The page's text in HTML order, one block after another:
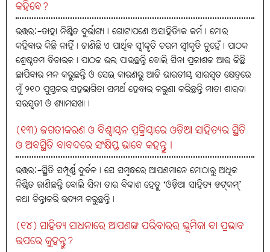
କହିବେ?
ଉତ୍ତର:-ତାହା ନିଶ୍ଚିତ ଦୁର୍ଭାଗ୍ୟ। ଗୋଟାପଣେ ଅସାହିତ୍ୟିକ କର୍ମ। ମୋର
କହିବାର କିଛି ନାହିଁ। ଜାଣିଛି ଏ ପାର୍ଥିବ ସ୍ବୀକୃତି ଚରମ ସ୍ବୀକୃତି ନୁହେଁ। ପାଠକ
ଶ୍ରେଷ୍ଠତମ ବିଚାରକ। ପାଠକ ଭଲ ପାଉଛନ୍ତି ବୋଲି ସିନା ପ୍ରକାଶକ ଆଉ କିଛି
ଛାପିବାର ମନ କରୁଛନ୍ତି ଓ ସେଇ କାରଣରୁ ଆଜି ଭାରତୀୟ ସାରସ୍ବତ କ୍ଷେତ୍ରରେ
ମୁଁ ୨୧୦ ପୁସ୍ତକର ସହଭାଗିତା ସମର୍ଥ ହେବାର କରୁଣା କରିଛନ୍ତି ମାତା ଶାରଦା
ସରସ୍ବତୀ ଓ ଶ୍ୟାମସଖା।
(୧୩) ଜଗତୀକରଣ ଓ ବିଶ୍ବାୟନ ପ୍ରକ୍ରିୟାରେ ଓଡ଼ିଆ ସାହିତ୍ୟର ସ୍ଥିତି
ଓ ଅବସ୍ଥିତି ବାବଦରେ ସଂକ୍ଷିପ୍ତ ଭାବେ କହନ୍ତୁ।
ଉତ୍ତର:-ସ୍ଥିତି ସମ୍ପୂର୍ଣ୍ଣ ଦୁର୍ବଳ। ସେ ସମ୍ବନ୍ଧରେ ଆପଣମାନେ ମୋଠାରୁ ଅଧିକ
ନିଶ୍ଚିତ ଜାଣିଛନ୍ତି ବୋଲି ସିନା ତାର ବିକାଶ ହେତୁ ‘ଓଡ଼ିଆ ସାହିତ୍ୟ ଡଟ୍‌କମ୍‌’
କଥା ଚିନ୍ତାକରି ଉଦ୍ୟମ କରୁଛନ୍ତି।
(୧୪) ସାହିତ୍ୟ ସାଧନାରେ ଆପଣଙ୍କ ପରିବାରର ଭୂମିକା ବା ପ୍ରଭାବ
ଉପରେ କୁହନ୍ତୁ?